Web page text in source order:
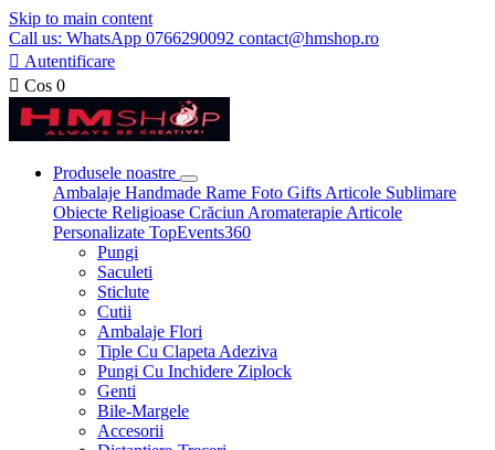
Skip to main content
Call us: WhatsApp 0766290092 contact@hmshop.ro
 Autentificare
 Cos 0
Produsele noastre
Ambalaje Handmade Rame Foto Gifts Articole Sublimare
Obiecte Religioase Crăciun Aromaterapie Articole
Personalizate TopEvents360
Pungi
Saculeti
Sticlute
Cutii
Ambalaje Flori
Tiple Cu Clapeta Adeziva
Pungi Cu Inchidere Ziplock
Genti
Bile-Margele
Accesorii